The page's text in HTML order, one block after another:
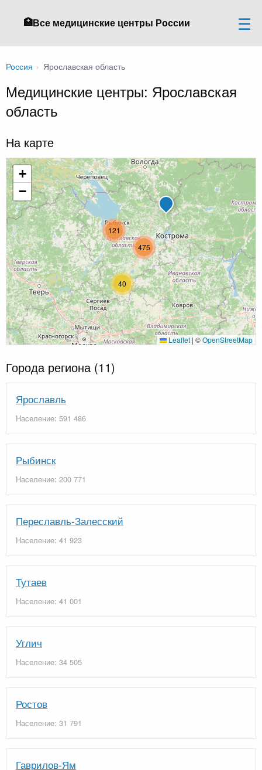
🏥Все медицинские центры России
Россия › Ярославская область
Медицинские центры: Ярославская
область
На карте
40
475
121
+
−
Leaflet | ©OpenStreetMap
Города региона (11)
Ярославль
Население: 591 486
Рыбинск
Население: 200 771
Переславль-Залесский
Население: 41 923
Тутаев
Население: 41 001
Углич
Население: 34 505
Ростов
Население: 31 791
Гаврилов-Ям